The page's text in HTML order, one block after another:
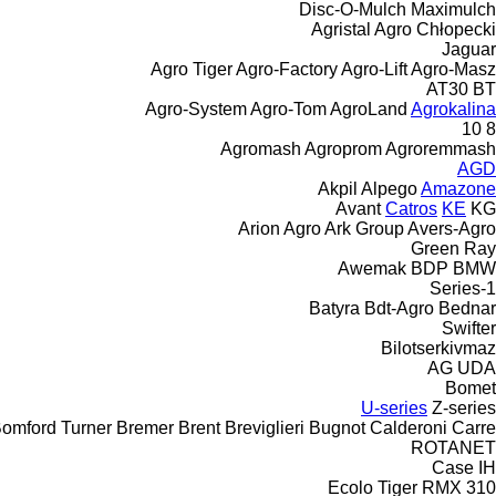
Disc-O-Mulch Maximulch
Agristal Agro Chłopecki
Jaguar
Agro TigerAgro-FactoryAgro-LiftAgro-Masz
AT30 BT
Agro-SystemAgro-TomAgroLand Agrokalina
8
10
Agromash AgropromAgroremmash
AGD
Akpil AlpegoAmazone
Avant Catros KE KG
Arion AgroArk GroupAvers-Agro
Green Ray
Awemak BDP BMW
1-Series
Batyra Bdt-Agro Bednar
Swifter
Bilotserkivmaz
AG UDA
Bomet
U-series Z-series
Turner Bremer Brent Breviglieri Bugnot Calderoni Carre
ROTANET
Case IH
310
Ecolo Tiger RMX